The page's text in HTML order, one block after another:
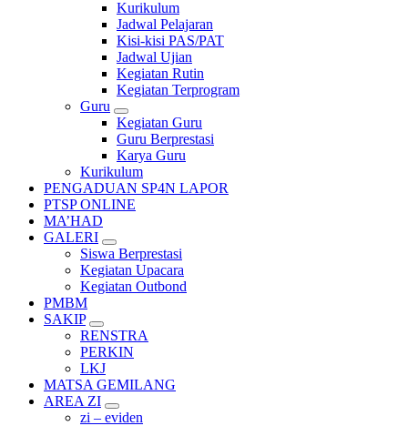
Kurikulum
Jadwal Pelajaran
Kisi-kisi PAS/PAT
Jadwal Ujian
Kegiatan Rutin
Kegiatan Terprogram
Guru
Kegiatan Guru
Guru Berprestasi
Karya Guru
Kurikulum
PENGADUAN SP4N LAPOR
PTSP ONLINE
MA’HAD
GALERI
Siswa Berprestasi
Kegiatan Upacara
Kegiatan Outbond
PMBM
SAKIP
RENSTRA
PERKIN
LKJ
MATSA GEMILANG
AREA ZI
zi – eviden